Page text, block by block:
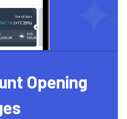
Opening